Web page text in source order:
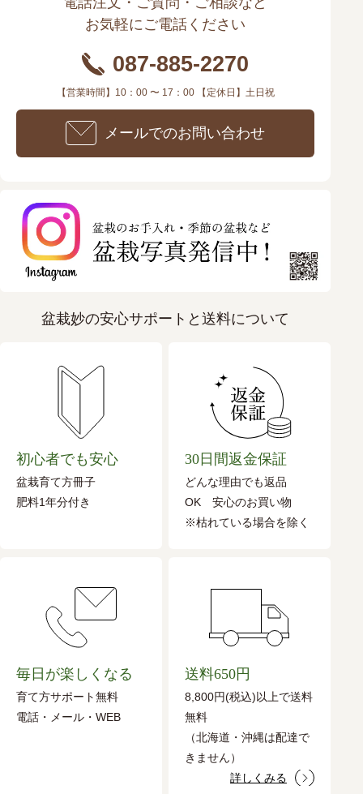
お気軽にご電話ください
087-885-2270
【営業時間】10：00 〜 17：00 【定休日】土日祝
メールでのお問い合わせ
盆栽妙の安心サポートと送料について
初心者でも安心
盆栽育て方冊子
肥料1年分付き
30日間返金保証
どんな理由でも返品
OK 安心のお買い物
※枯れている場合を除く
毎日が楽しくなる
育て方サポート無料
電話・メール・WEB
送料650円
8,800円(税込)以上で送料
無料
（北海道・沖縄は配達で
きません）
詳しくみる